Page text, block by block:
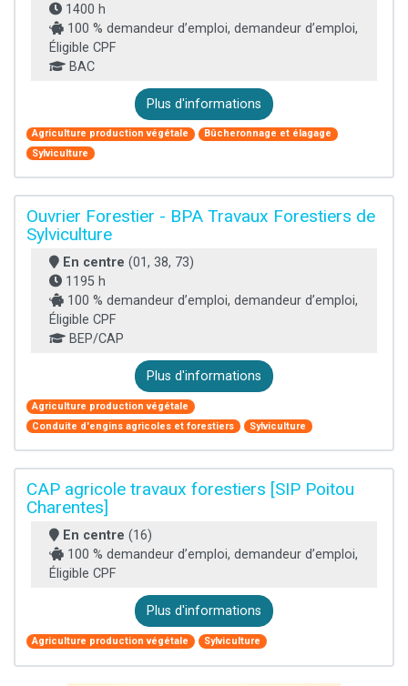
1400 h
100 % demandeur d’emploi, demandeur d’emploi,
Éligible CPF
BAC
Plus d'informations
Agriculture production végétale
Bûcheronnage et élagage
Sylviculture
Ouvrier Forestier - BPA Travaux Forestiers de
Sylviculture
En centre (01, 38, 73)
1195 h
100 % demandeur d’emploi, demandeur d’emploi,
Éligible CPF
BEP/CAP
Plus d'informations
Agriculture production végétale
Conduite d'engins agricoles et forestiers
Sylviculture
CAP agricole travaux forestiers [SIP Poitou
Charentes]
En centre (16)
100 % demandeur d’emploi, demandeur d’emploi,
Éligible CPF
Plus d'informations
Agriculture production végétale Sylviculture